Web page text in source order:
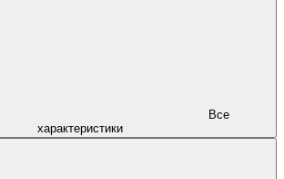
характеристики